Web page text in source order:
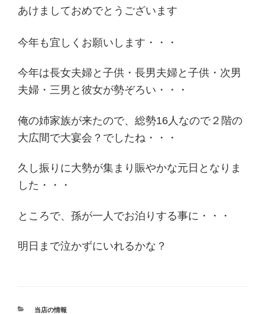
あけましておめでとうございます
今年も宜しくお願いします・・・
今年は長女夫婦と子供・長男夫婦と子供・次男
夫婦・三男と彼女が勢ぞろい・・・
俺の姉家族が来たので、総勢16人なので２階の
大広間で大宴会？でしたね・・・
久し振りに大勢が集まり賑やかな元日となりま
した・・・
ところで、孫が一人でお泊りする事に・・・
明日まで泣かずにいれるかな？
カ
当店の情報